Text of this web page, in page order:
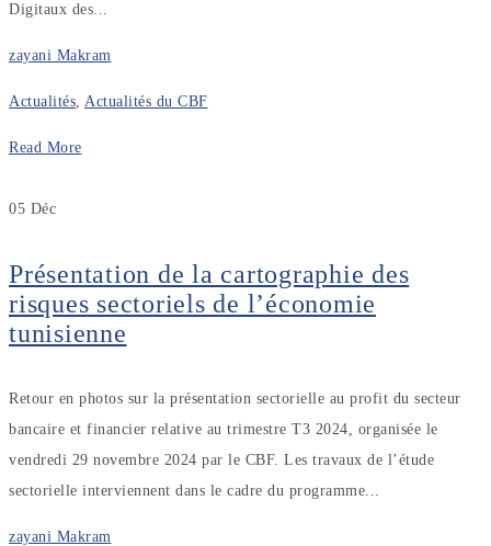
Digitaux des...
zayani Makram
Actualités Actualités du CBF
Read More
05 Déc
Présentation de la cartographie des
risques sectoriels de l’économie
tunisienne
Retour en photos sur la présentation sectorielle au profit du secteur
bancaire et financier relative au trimestre T3 2024, organisée le
vendredi 29 novembre 2024 par le CBF. Les travaux de l’étude
sectorielle interviennent dans le cadre du programme...
zayani Makram